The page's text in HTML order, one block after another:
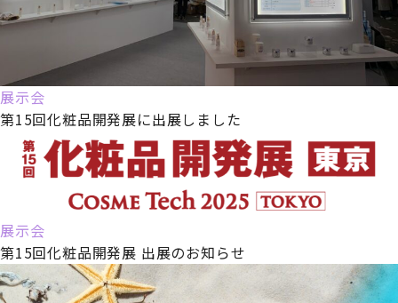
展示会
第15回化粧品開発展に出展しました
展示会
第15回化粧品開発展 出展のお知らせ